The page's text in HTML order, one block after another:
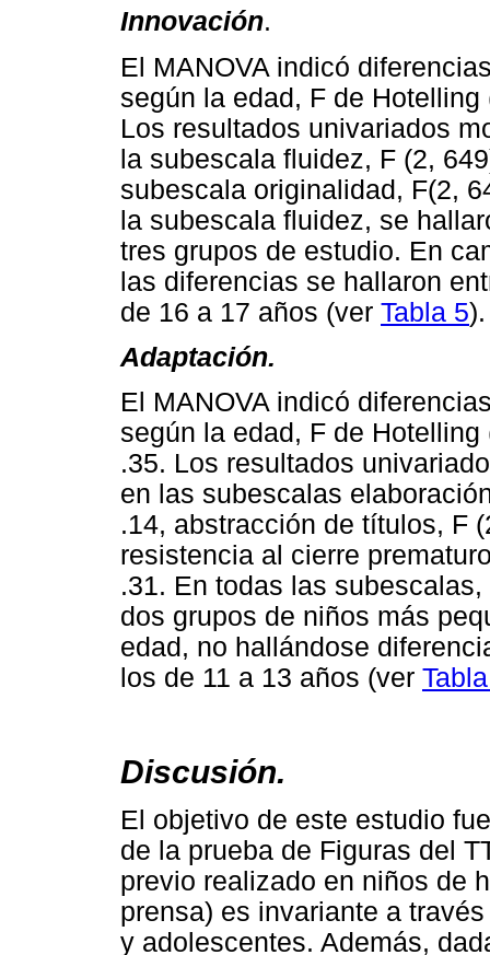
Innovación.
El MANOVA indicó
según la edad, F de
Los resultados univariados
la subescala fluidez, F (2,
subescala originalidad, F(2,
la subescala fluidez, se
tres grupos de estudio. En
las diferencias se hallaron
de 16 a 17 años (ver Tabla 5).
Adaptación.
El MANOVA indicó
según la edad, F de Hotelling
.35. Los resultados
en las subescalas
.14, abstracción de títulos, F
resistencia al cierre
.31. En todas las
dos grupos de niños más
edad, no hallándose
los de 11 a 13 años (ver
Discusión.
El objetivo de este estudio
de la prueba de Figuras del
previo realizado en niños de
prensa) es invariante a
y adolescentes. Además,